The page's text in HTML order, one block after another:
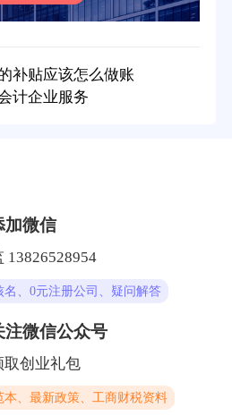
补贴应该怎么做账
计企业服务
加微信
13826528954
名、0元注册公司、疑问解答
注微信公众号
取创业礼包
本、最新政策、工商财税资料